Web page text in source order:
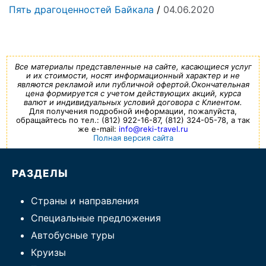
Пять драгоценностей Байкала / 04.06.2020
Все материалы представленные на сайте, касающиеся услуг
и их стоимости, носят информационный характер и не
являются рекламой или публичной офертой.Окончательная
цена формируется с учетом действующих акций, курса
валют и индивидуальных условий договора с Клиентом.
Для получения подробной информации, пожалуйста,
обращайтесь по тел.: (812) 922-16-87, (812) 324-05-78, а так
же e-mail: info@reki-travel.ru
Полная версия сайта
РАЗДЕЛЫ
Страны и направления
Специальные предложения
Автобусные туры
Круизы